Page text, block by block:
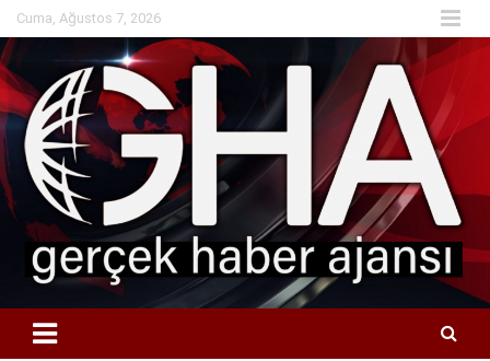
Skip
to
content
Cuma, Ağustos 7, 2026